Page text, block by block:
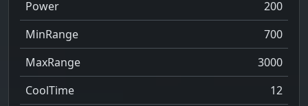
Power
200
MinRange
700
MaxRange
3000
CoolTime
12